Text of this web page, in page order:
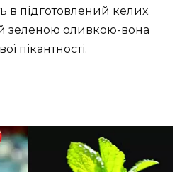
підготовлений келих.
зеленою оливкою-вона
пікантності.